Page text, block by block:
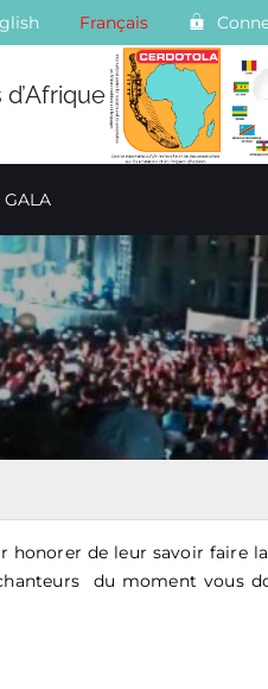
Français
GALA
honorer de leur savoir faire
du moment vous